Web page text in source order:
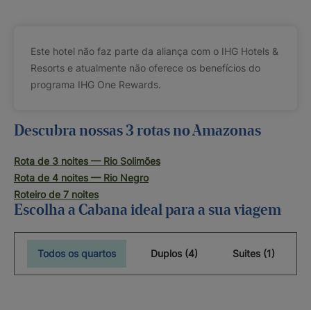
Este hotel não faz parte da aliança com o IHG Hotels &
Resorts e atualmente não oferece os benefícios do
programa IHG One Rewards.
Descubra nossas 3 rotas no Amazonas
Rota de 3 noites — Rio Solimões
Rota de 4 noites — Rio Negro
Roteiro de 7 noites
Escolha a Cabana ideal para a sua viagem
Todos os quartos Duplos (4) Suites (1)